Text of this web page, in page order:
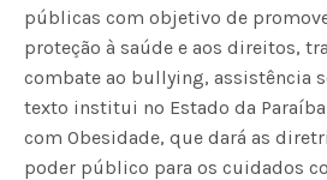
públicas com objetivo de
proteção à saúde e aos direitos,
combate ao bullying, assistência
texto institui no Estado da
com Obesidade, que dará as
poder público para os cuidados